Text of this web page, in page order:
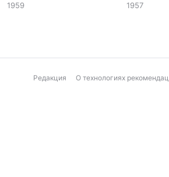
1959 1957
Редакция О технологиях